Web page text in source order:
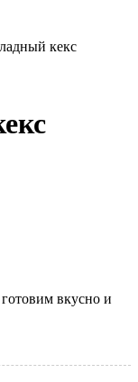
кекс
вкусно и